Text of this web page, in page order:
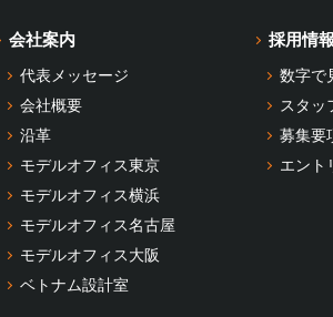
会社案内
代表メッセージ
会社概要
沿革
モデルオフィス東京
モデルオフィス横浜
モデルオフィス名古屋
モデルオフィス大阪
ベトナム設計室
採用情報
数字で
スタッ
募集要
エント